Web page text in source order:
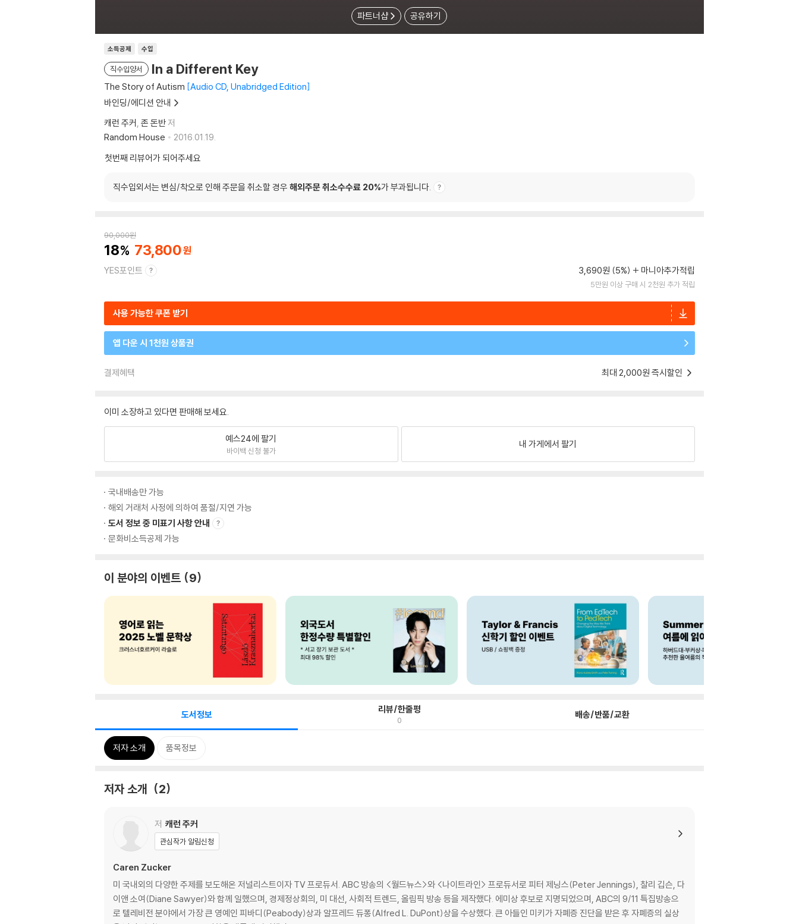
파트너샵 공유하기
소득공제 수입
직수입양서 In a Different Key
The Story of Autism Audio CD, Unabridged Edition
바인딩/에디션 안내
캐런 주커 존 돈반저
Random House
2016.01.19.
첫번째 리뷰어가 되어주세요
직수입외서는 변심/착오로 인해 주문을 취소할 경우 해외주문 취소수수료 20%가 부과됩니다.
90,000원
18 73,800
YES포인트 3,690원 (5%) 마니아추가적립
5만원 이상 구매 시 2천원 추가 적립
사용 가능한 쿠폰 받기
앱 다운 시 1천원 상품권
결제혜택 최대 2,000원 즉시할인
이미 소장하고 있다면 판매해 보세요.
예스24에 팔기
바이백 신청 불가
내 가게에서 팔기
국내배송만 가능
해외 거래처 사정에 의하여 품절/지연 가능
도서 정보 중 미표기 사항 안내
문화비소득공제 가능
이 분야의 이벤트 9
도서정보 리뷰/한줄평
0 배송/반품/교환
저자 소개 품목정보
저자 소개 2
저 캐런 주커
관심작가 알림신청
Caren Zucker
미 국내외의 다양한 주제를 보도해온 저널리스트이자 TV 프로듀서. ABC 방송의 <월드뉴스>와 <나이트라인> 프로듀서로 피터 제닝스(Peter Jennings), 찰리 깁슨, 다
이앤 소여(Diane Sawyer)와 함께 일했으며, 경제정상회의, 미 대선, 사회적 트렌드, 올림픽 방송 등을 제작했다. 에미상 후보로 지명되었으며, ABC의 9/11 특집방송으
로 텔레비전 분야에서 가장 큰 영예인 피바디(Peabody)상과 알프레드 듀퐁(Alfred L. DuPont)상을 수상했다. 큰 아들인 미키가 자폐증 진단을 받은 후 자폐증의 실상